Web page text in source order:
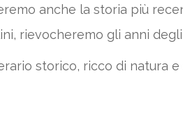
anche la storia più
rievocheremo gli anni
storico, ricco di natura e